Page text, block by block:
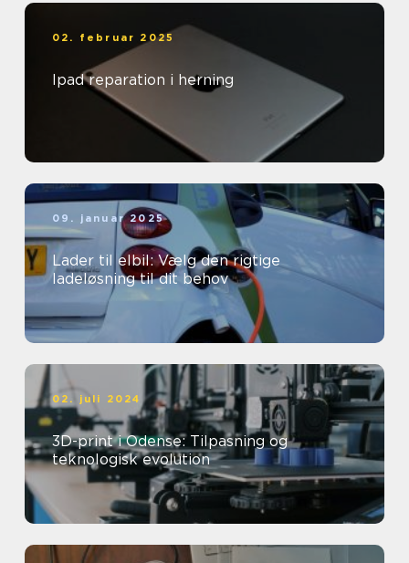
02. februar 2025
Ipad reparation i herning
09. januar 2025
Lader til elbil: Vælg den rigtige
ladeløsning til dit behov
02. juli 2024
3D-print i Odense: Tilpasning og
teknologisk evolution